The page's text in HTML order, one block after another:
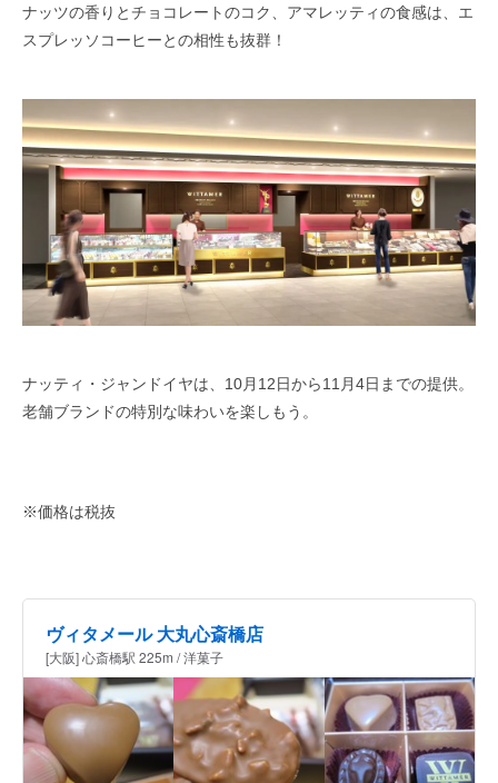
ナッツの香りとチョコレートのコク、アマレッティの食感は、エ
スプレッソコーヒーとの相性も抜群！
ナッティ・ジャンドイヤは、10月12日から11月4日までの提供。
老舗ブランドの特別な味わいを楽しもう。
※価格は税抜
ヴィタメール 大丸心斎橋店
[大阪] 心斎橋駅 225m / 洋菓子